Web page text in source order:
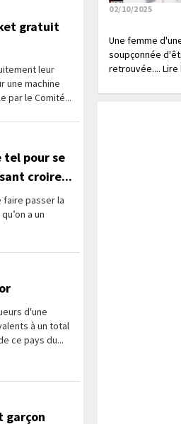
gratuit
leur
une machine
par le Comité...
tel pour se
croire...
faire passer la
a un
d'une
à un total
ce pays du...
garçon
02/10/2025
Une femme
soupçonnée
retrouvée.... Lire